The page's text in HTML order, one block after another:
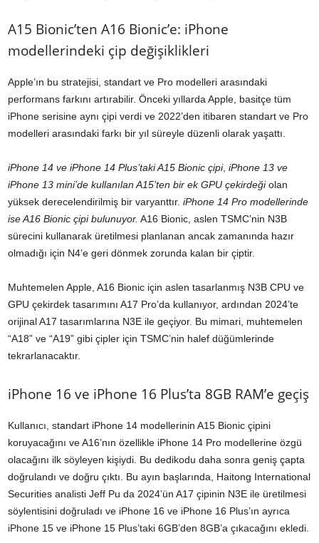
A15 Bionic’ten A16 Bionic’e: iPhone
modellerindeki çip değişiklikleri
Apple’ın bu stratejisi, standart ve Pro modelleri arasındaki
performans farkını artırabilir. Önceki yıllarda Apple, basitçe tüm
iPhone serisine aynı çipi verdi ve 2022’den itibaren standart ve Pro
modelleri arasındaki farkı bir yıl süreyle düzenli olarak yaşattı.
iPhone 14 ve iPhone 14 Plus’taki A15 Bionic çipi, iPhone 13 ve
iPhone 13 mini’de kullanılan A15’ten bir ek GPU çekirdeğiolan
yüksek derecelendirilmiş bir varyanttır. iPhone 14 Pro modellerinde
ise A16 Bionic çipi bulunuyor. A16 Bionic, aslen TSMC’nin N3B
sürecini kullanarak üretilmesi planlanan ancak zamanında hazır
olmadığı için N4’e geri dönmek zorunda kalan bir çiptir.
Muhtemelen Apple, A16 Bionic için aslen tasarlanmış N3B CPU ve
GPU çekirdek tasarımını A17 Pro’da kullanıyor, ardından 2024’te
orijinal A17 tasarımlarına N3E ile geçiyor. Bu mimari, muhtemelen
“A18” ve “A19” gibi çipler için TSMC’nin halef düğümlerinde
tekrarlanacaktır.
iPhone 16 ve iPhone 16 Plus’ta 8GB RAM’e geçiş
Kullanıcı, standart iPhone 14 modellerinin A15 Bionic çipini
koruyacağını ve A16’nın özellikle iPhone 14 Pro modellerine özgü
olacağını ilk söyleyen kişiydi. Bu dedikodu daha sonra geniş çapta
doğrulandı ve doğru çıktı. Bu ayın başlarında, Haitong International
Securities analisti Jeff Pu da 2024’ün A17 çipinin N3E ile üretilmesi
söylentisini doğruladı ve iPhone 16 ve iPhone 16 Plus’ın ayrıca
iPhone 15 ve iPhone 15 Plus’taki 6GB’den 8GB’a çıkacağını ekledi.